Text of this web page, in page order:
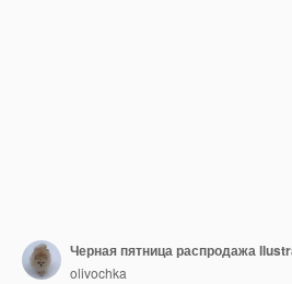
Черная пятница распродажа
olivochka